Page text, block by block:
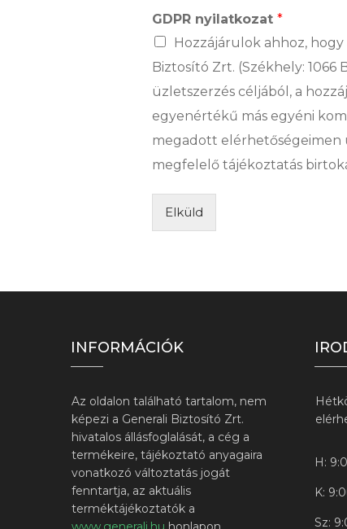
GDPR nyilatkozat *
Hozzájárulok ahhoz,
Biztosító Zrt. (Székhely:
üzletszerzés céljából, a
egyenértékű más egyéni
megadott elérhetőségeimen
megfelelő tájékoztatás
Elküld
INFORMÁCIÓK
Az oldalon található tartalom, nem
képezi a Generali Biztosító Zrt.
hivatalos állásfoglalását, a cég a
termékeire, tájékoztató anyagaira
vonatkozó változtatás jogát
fenntartja, az aktuális
terméktájékoztatók a
H:
K:
Sz: